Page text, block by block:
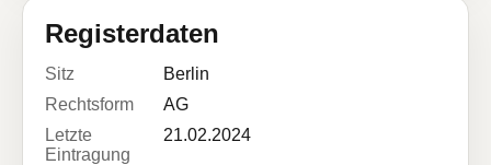
Registerdaten
Sitz
Berlin
Rechtsform
AG
Letzte
Eintragung
21.02.2024